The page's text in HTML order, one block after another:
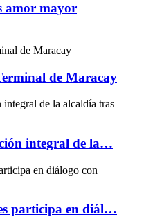
amor mayor
de Maracay
integral de la…
participa en diál…